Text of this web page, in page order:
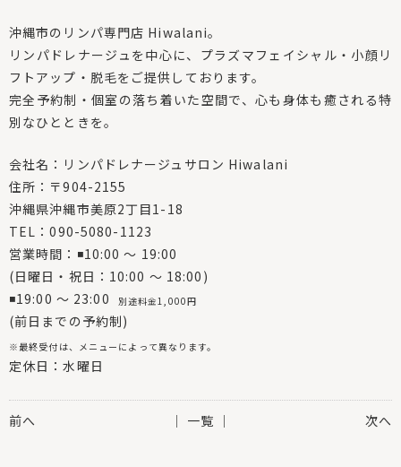
沖縄市のリンパ専門店 Hiwalani。
リンパドレナージュを中心に、プラズマフェイシャル・小顔リ
フトアップ・脱毛をご提供しております。
完全予約制・個室の落ち着いた空間で、心も身体も癒される特
別なひとときを。
会社名：リンパドレナージュサロン Hiwalani
住所：〒904-2155
沖縄県沖縄市美原2丁目1-18
TEL：090-5080-1123
営業時間：◾10:00 〜 19:00
(日曜日・祝日：10:00 〜 18:00)
◾19:00 〜 23:00
別途料金1,000円
(前日までの予約制)
※最終受付は、メニューによって異なります。
定休日：水曜日
前へ 次へ
│ 一覧 │